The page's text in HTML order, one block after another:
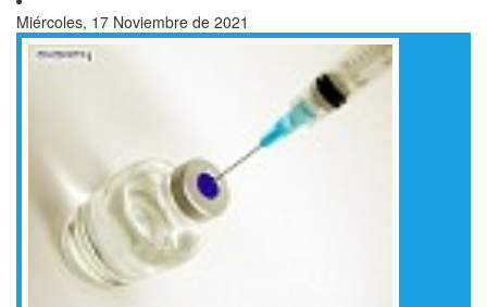
Miércoles, 17 Noviembre de 2021